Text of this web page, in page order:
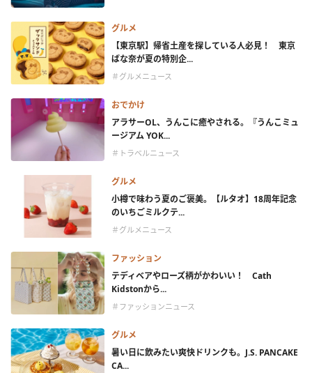
グルメ
【東京駅】帰省土産を探している人必見！ 東京
ばな奈が夏の特別企...
＃グルメニュース
おでかけ
アラサーOL、うんこに癒やされる。『うんこミュ
ージアム YOK...
＃トラベルニュース
グルメ
小樽で味わう夏のご褒美。【ルタオ】18周年記念
のいちごミルクテ...
＃グルメニュース
ファッション
テディベアやローズ柄がかわいい！ Cath
Kidstonから...
＃ファッションニュース
グルメ
暑い日に飲みたい爽快ドリンクも。J.S. PANCAKE
CA...